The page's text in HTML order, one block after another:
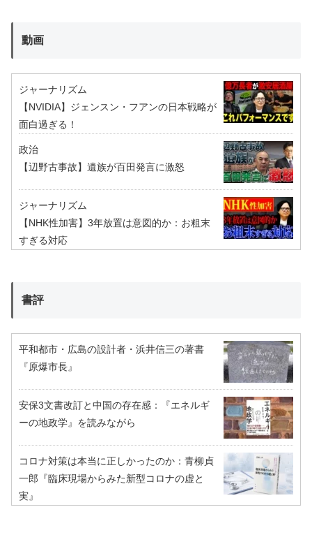
動画
ジャーナリズム
【NVIDIA】ジェンスン・フアンの日本戦略が
面白過ぎる！
政治
【辺野古事故】遺族が百田発言に激怒
ジャーナリズム
【NHK性加害】3年放置は意図的か：お粗末
すぎる対応
書評
平和都市・広島の設計者・浜井信三の著書
『原爆市長』
安保3文書改訂と中国の存在感：『エネルギ
ーの地政学』を読みながら
コロナ対策は本当に正しかったのか：青柳貞
一郎『臨床現場からみた新型コロナの虚と
実』